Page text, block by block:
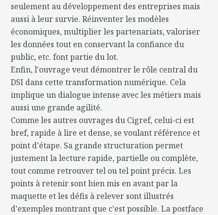
seulement au développement des entreprises mais
aussi à leur survie. Réinventer les modèles
économiques, multiplier les partenariats, valoriser
les données tout en conservant la confiance du
public, etc. font partie du lot.
Enfin, l'ouvrage veut démontrer le rôle central du
DSI dans cette transformation numérique. Cela
implique un dialogue intense avec les métiers mais
aussi une grande agilité.
Comme les autres ouvrages du Cigref, celui-ci est
bref, rapide à lire et dense, se voulant référence et
point d'étape. Sa grande structuration permet
justement la lecture rapide, partielle ou complète,
tout comme retrouver tel ou tel point précis. Les
points à retenir sont bien mis en avant par la
maquette et les défis à relever sont illustrés
d'exemples montrant que c'est possible. La postface